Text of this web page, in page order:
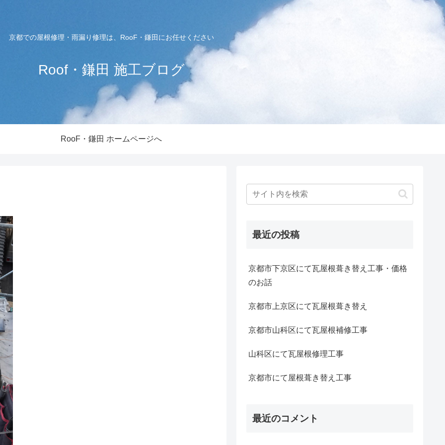
京都での屋根修理・雨漏り修理は、RooF・鎌田にお任せください
Roof・鎌田 施工ブログ
RooF・鎌田 ホームページへ
最近の投稿
京都市下京区にて瓦屋根葺き替え工事・価格
のお話
京都市上京区にて瓦屋根葺き替え
京都市山科区にて瓦屋根補修工事
山科区にて瓦屋根修理工事
京都市にて屋根葺き替え工事
最近のコメント